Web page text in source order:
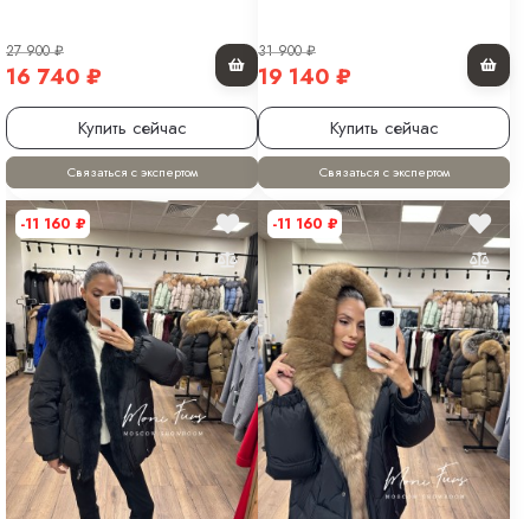
27 900₽
16 740 ₽
Купить сейчас
Связаться с экспертом
31 900₽
19 140 ₽
Купить сейчас
Связаться с экспертом
-11 160 ₽ -11 160 ₽